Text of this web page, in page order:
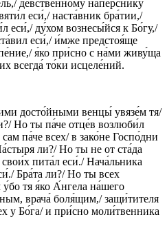
де́вственному напе́рснику
еси́,/ наста́вник бра́тии,/
еси́,/ ду́хом вознесы́йся к Бо́гу,/
еси́,/ и́мже предстоя́ще
я́ко при́сно с на́ми живу́ща
всегда́ то́ки исцеле́ний.
досто́йными венцы́ увязе́м тя/
Но ты па́че отце́в возлюби́л
па́че всех/ в зако́не Госпо́дни
ли?/ Но ты не от ста́да
пита́л еси́./ Нача́льника
Бра́та ли?/ Но ты всех
тя я́ко А́нгела на́шего
врача́ боля́щим,/ защи́тителя
у Бо́га/ и при́сно моли́твенника